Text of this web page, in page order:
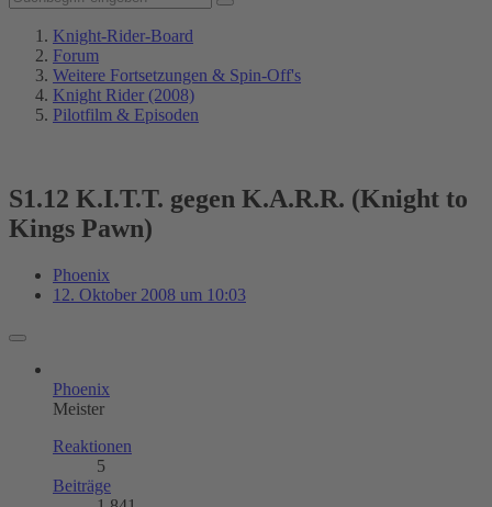
Knight-Rider-Board
Forum
Weitere Fortsetzungen & Spin-Off's
Knight Rider (2008)
Pilotfilm & Episoden
S1.12 K.I.T.T. gegen K.A.R.R. (Knight to
Kings Pawn)
Phoenix
12. Oktober 2008 um 10:03
Phoenix
Meister
Reaktionen
5
Beiträge